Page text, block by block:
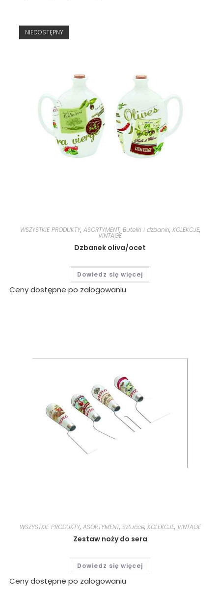
NIEDOSTĘPNY
WSZYSTKIE PRODUKTY, ASORTYMENT, Butelki i dzbanki, KOLEKCJE,
VINTAGE
Dzbanek oliva/ocet
Dowiedz się więcej
Ceny dostępne po zalogowaniu
WSZYSTKIE PRODUKTY, ASORTYMENT, Sztućce, KOLEKCJE, VINTAGE
Zestaw noży do sera
Dowiedz się więcej
Ceny dostępne po zalogowaniu